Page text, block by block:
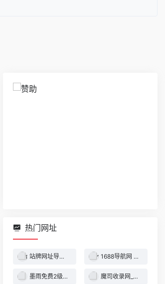
热门网址
站牌网址导航收录网 | 精选网站导航，自动秒收录服务 - 最全网址收录！ 1688导航网 - 技术导航 - 名站网址 - 名站导航 - 免费外链 - 免费收录网站
墨雨免费2级域名 - 二级域名分发服务平台 魔司收录网_分类目录网_免费网站目录_网站收录_网址提交_免费收录网站